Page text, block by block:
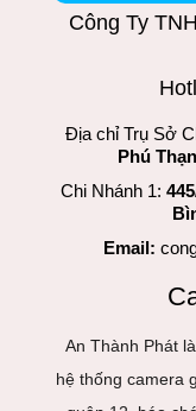
Công Ty
Địa chỉ Trụ Sở
Phú
Chi Nhánh 1:
Email:
An Thành Phát
hệ thống camera